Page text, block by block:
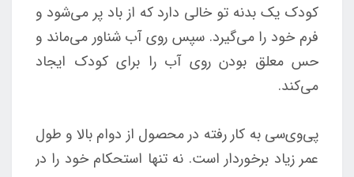
کودک یک بدنه تو خالی دارد که از باد پر می‌شود و
فرم خود را می‌گیرد. سپس روی آب شناور می‌ماند و
حس معلق بودن روی آب را برای کودک ایجاد
می‌کند.
پی‌وی‌سی به کار رفته در محصول از دوام بالا و طول
عمر زیاد برخوردار است. نه تنها استحکام خود را در